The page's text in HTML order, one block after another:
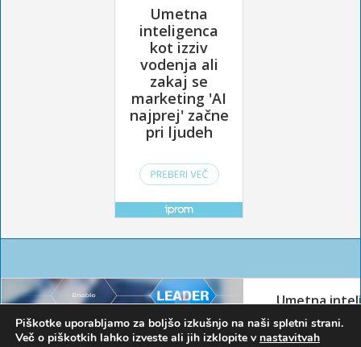
Piškotke uporabljamo za boljšo izkušnjo na naši spletni strani.
Več o piškotkih lahko izveste ali jih izklopite v nastavitvah